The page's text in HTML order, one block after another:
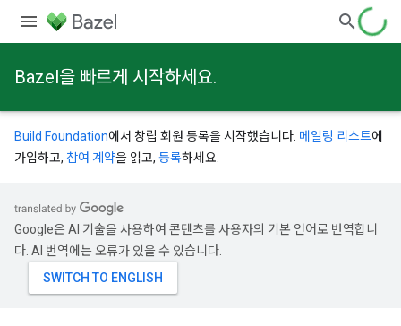
Bazel을 빠르게 시작하세요.
Build Foundation에서 창립 회원 등록을 시작했습니다. 메일링 리스트에
가입하고, 참여 계약을 읽고, 등록하세요.
Google은 AI 기술을 사용하여 콘텐츠를 사용자의 기본 언어로 번역합니
다. AI 번역에는 오류가 있을 수 있습니다.